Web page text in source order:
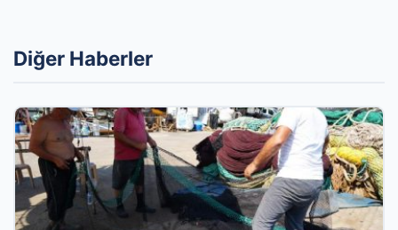
Diğer Haberler